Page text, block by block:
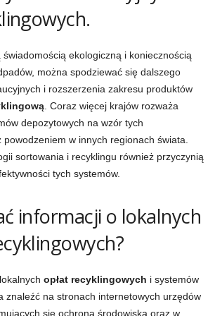
ekologiczną i koniecznością
można spodziewać się dalszego
i rozszerzenia zakresu produktów
. Coraz więcej krajów rozważa
depozytowych na wzór tych
w innych regionach świata.
sortowania i recyklingu również przyczynią
tych systemów.
informacji o lokalnych
opłat recyklingowych i systemów
znaleźć na stronach internetowych urzędów
się ochroną środowiska oraz w